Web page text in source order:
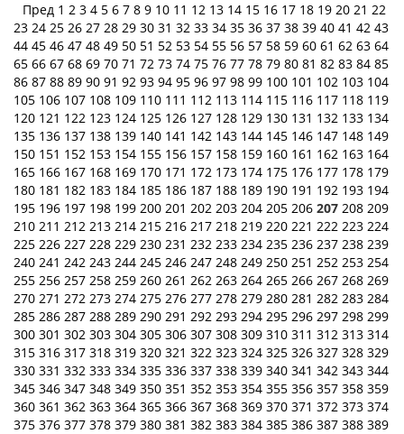
Пред 1 2 3 4 5 6 7 8 9 10 11 12 13 14 15 16 17 18 19 20 21 22
23 24 25 26 27 28 29 30 31 32 33 34 35 36 37 38 39 40 41 42 43
44 45 46 47 48 49 50 51 52 53 54 55 56 57 58 59 60 61 62 63 64
65 66 67 68 69 70 71 72 73 74 75 76 77 78 79 80 81 82 83 84 85
86 87 88 89 90 91 92 93 94 95 96 97 98 99 100 101 102 103 104
105 106 107 108 109 110 111 112 113 114 115 116 117 118 119
120 121 122 123 124 125 126 127 128 129 130 131 132 133 134
135 136 137 138 139 140 141 142 143 144 145 146 147 148 149
150 151 152 153 154 155 156 157 158 159 160 161 162 163 164
165 166 167 168 169 170 171 172 173 174 175 176 177 178 179
180 181 182 183 184 185 186 187 188 189 190 191 192 193 194
195 196 197 198 199 200 201 202 203 204 205 206 207 208 209
210 211 212 213 214 215 216 217 218 219 220 221 222 223 224
225 226 227 228 229 230 231 232 233 234 235 236 237 238 239
240 241 242 243 244 245 246 247 248 249 250 251 252 253 254
255 256 257 258 259 260 261 262 263 264 265 266 267 268 269
270 271 272 273 274 275 276 277 278 279 280 281 282 283 284
285 286 287 288 289 290 291 292 293 294 295 296 297 298 299
300 301 302 303 304 305 306 307 308 309 310 311 312 313 314
315 316 317 318 319 320 321 322 323 324 325 326 327 328 329
330 331 332 333 334 335 336 337 338 339 340 341 342 343 344
345 346 347 348 349 350 351 352 353 354 355 356 357 358 359
360 361 362 363 364 365 366 367 368 369 370 371 372 373 374
375 376 377 378 379 380 381 382 383 384 385 386 387 388 389